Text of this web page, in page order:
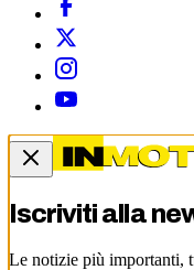
Iscriviti alla
Le notizie più importanti,